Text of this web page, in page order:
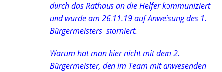
durch das Rathaus an die Helfer kommuniziert
und wurde am 26.11.19 auf Anweisung des 1.
Bürgermeisters storniert.
Warum hat man hier nicht mit dem 2.
Bürgermeister, den im Team mit anwesenden